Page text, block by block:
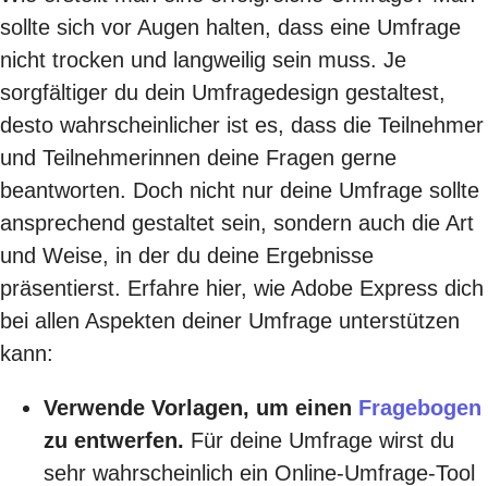
sollte sich vor Augen halten, dass eine Umfrage
nicht trocken und langweilig sein muss. Je
sorgfältiger du dein Umfragedesign gestaltest,
desto wahrscheinlicher ist es, dass die Teilnehmer
und Teilnehmerinnen deine Fragen gerne
beantworten. Doch nicht nur deine Umfrage sollte
ansprechend gestaltet sein, sondern auch die Art
und Weise, in der du deine Ergebnisse
präsentierst. Erfahre hier, wie Adobe Express dich
bei allen Aspekten deiner Umfrage unterstützen
kann:
Verwende Vorlagen, um einen Fragebogen
zu entwerfen. Für deine Umfrage wirst du
sehr wahrscheinlich ein Online-Umfrage-Tool